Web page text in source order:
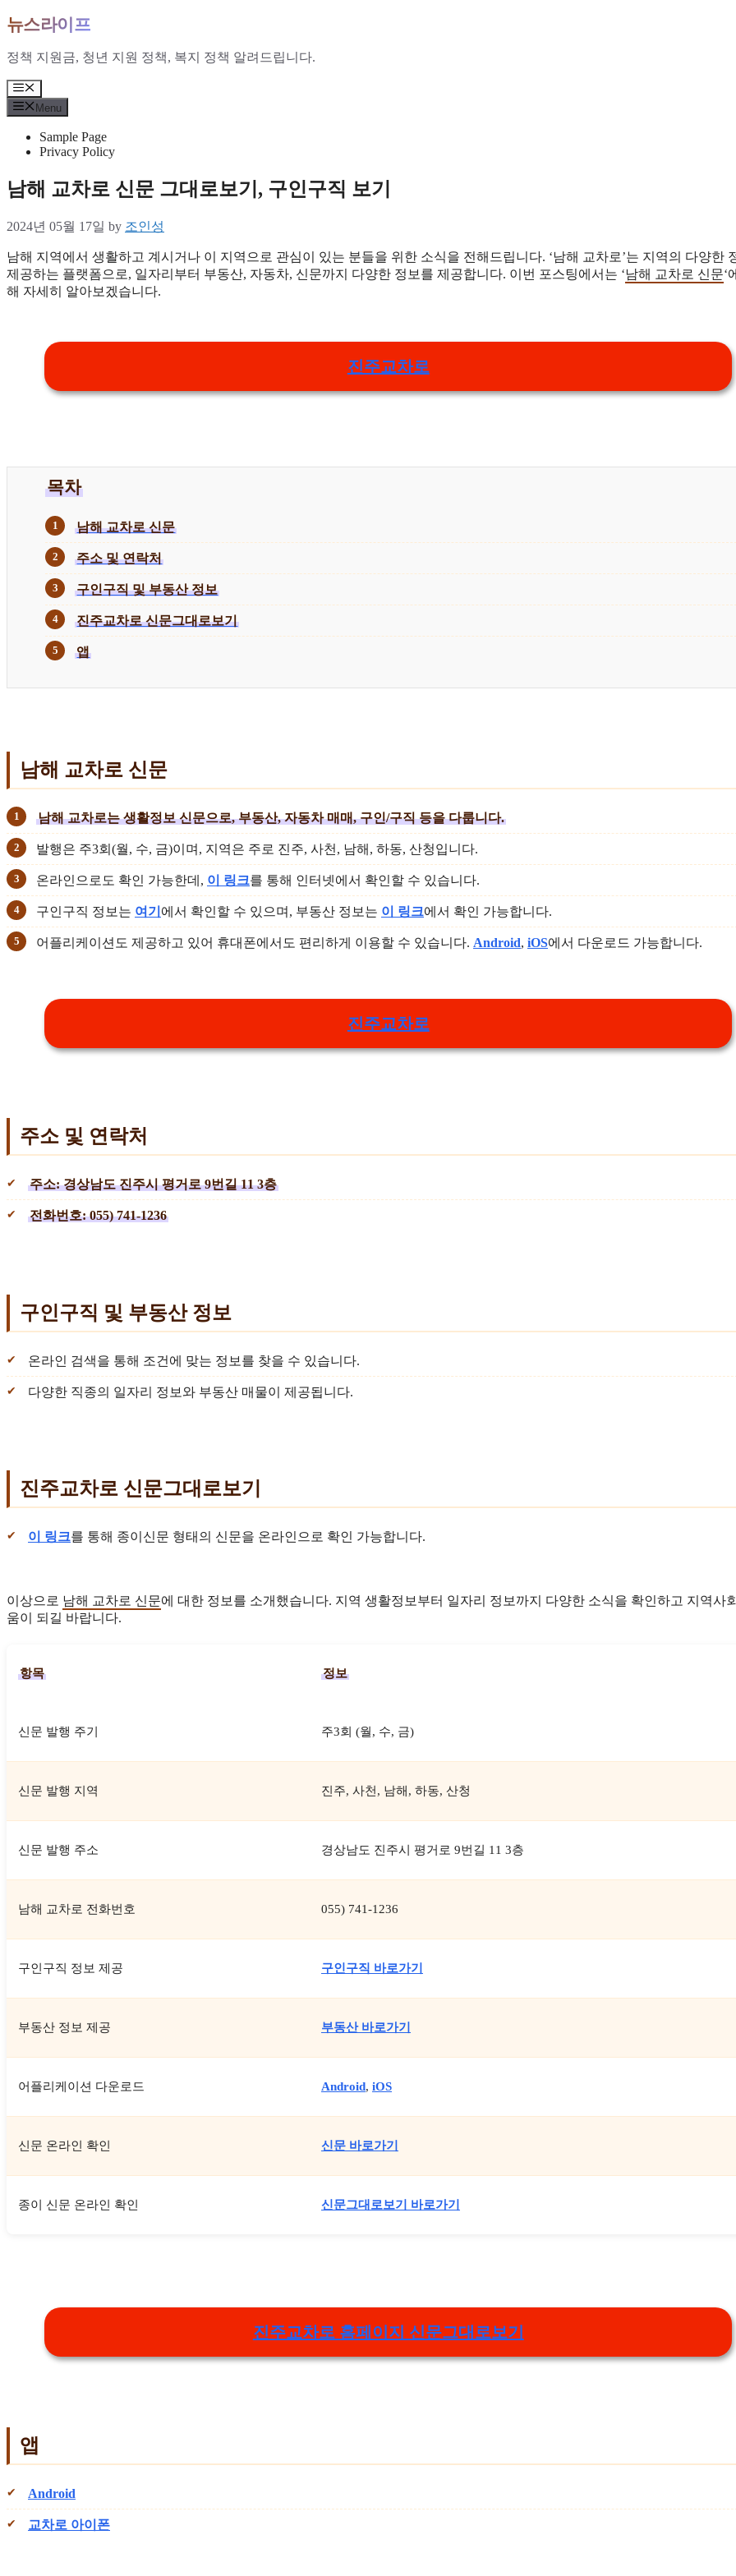
Skip
to
content
뉴스라이프
정책 지원금, 청년 지원 정책, 복지 정책 알려드립니다.
Menu
Menu
Sample Page
Privacy Policy
남해 교차로 신문 그대로보기, 구인구직 보기
2024년 05월 17일 by 조인성
남해 지역에서 생활하고 계시거나 이 지역으로 관심이 있는 분들을 위한 소식을 전해드립니다. ‘남해 교차로’는 지역의 다양한
제공하는 플랫폼으로, 일자리부터 부동산, 자동차, 신문까지 다양한 정보를 제공합니다. 이번 포스팅에서는 ‘남해 교차로 신문‘
해 자세히 알아보겠습니다.
진주교차로
목차
남해 교차로 신문
주소 및 연락처
구인구직 및 부동산 정보
진주교차로 신문그대로보기
앱
남해 교차로 신문
남해 교차로는 생활정보 신문으로, 부동산, 자동차 매매, 구인/구직 등을 다룹니다.
발행은 주3회(월, 수, 금)이며, 지역은 주로 진주, 사천, 남해, 하동, 산청입니다.
온라인으로도 확인 가능한데, 이 링크를 통해 인터넷에서 확인할 수 있습니다.
구인구직 정보는 여기 에서 확인할 수 있으며, 부동산 정보는 이 링크에서 확인 가능합니다.
어플리케이션도 제공하고 있어 휴대폰에서도 편리하게 이용할 수 있습니다. Android, iOS에서 다운로드 가능합니다.
진주교차로
주소 및 연락처
주소: 경상남도 진주시 평거로 9번길 11 3층
전화번호: 055) 741-1236
구인구직 및 부동산 정보
온라인 검색을 통해 조건에 맞는 정보를 찾을 수 있습니다.
다양한 직종의 일자리 정보와 부동산 매물이 제공됩니다.
진주교차로 신문그대로보기
이 링크를 통해 종이신문 형태의 신문을 온라인으로 확인 가능합니다.
이상으로 남해 교차로 신문에 대한 정보를 소개했습니다. 지역 생활정보부터 일자리 정보까지 다양한 소식을 확인하고 지역사
움이 되길 바랍니다.
항목 정보
신문 발행 주기 주3회 (월, 수, 금)
신문 발행 지역 진주, 사천, 남해, 하동, 산청
신문 발행 주소 경상남도 진주시 평거로 9번길 11 3층
남해 교차로 전화번호 055) 741-1236
구인구직 정보 제공 구인구직 바로가기
부동산 정보 제공 부동산 바로가기
어플리케이션 다운로드 Android, iOS
신문 온라인 확인 신문 바로가기
종이 신문 온라인 확인 신문그대로보기 바로가기
진주교차로 홈페이지 신문그대로보기
앱
Android
교차로 아이폰